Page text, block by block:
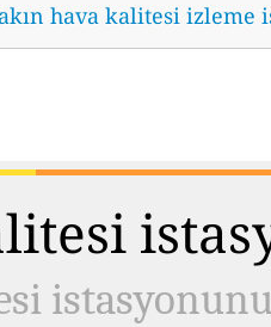
hava kalitesi izleme